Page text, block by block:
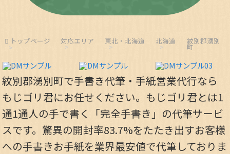
トップページ 対応エリア 東北・北海道 北海道 紋別郡湧別
町
紋別郡湧別町で手書き代筆・手紙営業代行なら
もじゴリ君にお任せください。もじゴリ君とは1
通1通人の手で書く「完全手書き」の代筆サービ
スです。驚異の開封率83.7%をたたき出すお客様
への手書きお手紙を業界最安値で代筆しておりま